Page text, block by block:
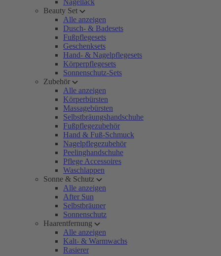
Nagellack
Beauty Set
Alle anzeigen
Dusch- & Badesets
Fußpflegesets
Geschenksets
Hand- & Nagelpflegesets
Körperpflegesets
Sonnenschutz-Sets
Zubehör
Alle anzeigen
Körperbürsten
Massagebürsten
Selbstbräungshandschuhe
Fußpflegezubehör
Hand & Fuß-Schmuck
Nagelpflegezubehör
Peelinghandschuhe
Pflege Accessoires
Waschlappen
Sonne & Schutz
Alle anzeigen
After Sun
Selbstbräuner
Sonnenschutz
Haarentfernung
Alle anzeigen
Kalt- & Warmwachs
Rasierer